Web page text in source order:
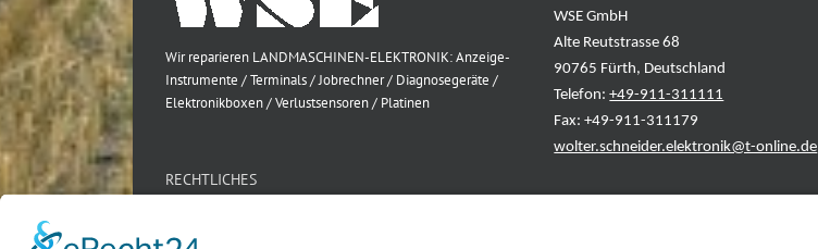
Wir reparieren LANDMASCHINEN-ELEKTRONIK: Anzeige-
Instrumente / Terminals / Jobrechner / Diagnosegeräte /
Elektronikboxen / Verlustsensoren / Platinen
RECHTLICHES
Impressum
WSE GmbH
Alte Reutstrasse 68
90765 Fürth, Deutschland
Telefon:+49-911-311111
Fax: +49-911-311179
wolter.schneider.elektronik@t-online.de